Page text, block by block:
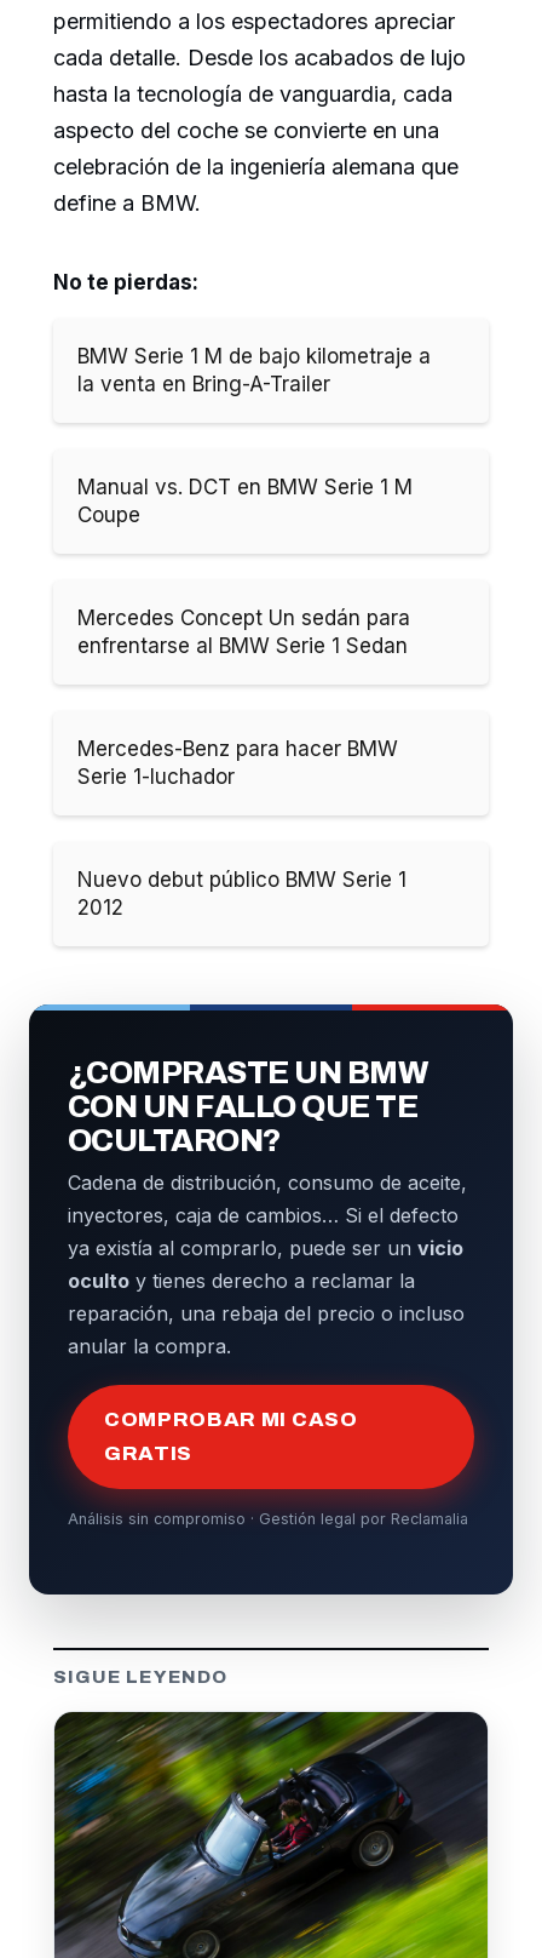
permitiendo a los espectadores apreciar
cada detalle. Desde los acabados de lujo
hasta la tecnología de vanguardia, cada
aspecto del coche se convierte en una
celebración de la ingeniería alemana que
define a BMW.
No te pierdas:
BMW Serie 1 M de bajo kilometraje a
la venta en Bring-A-Trailer
Manual vs. DCT en BMW Serie 1 M
Coupe
Mercedes Concept Un sedán para
enfrentarse al BMW Serie 1 Sedan
Mercedes-Benz para hacer BMW
Serie 1-luchador
Nuevo debut público BMW Serie 1
2012
¿COMPRASTE UN BMW
CON UN FALLO QUE TE
OCULTARON?
Cadena de distribución, consumo de aceite,
inyectores, caja de cambios… Si el defecto
ya existía al comprarlo, puede ser un vicio
oculto y tienes derecho a reclamar la
reparación, una rebaja del precio o incluso
anular la compra.
COMPROBAR MI CASO
GRATIS
Análisis sin compromiso · Gestión legal por Reclamalia
SIGUE LEYENDO